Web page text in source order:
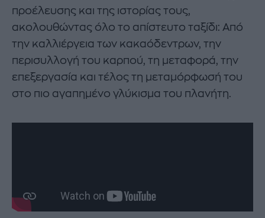
προέλευσης και της ιστορίας τους,
ακολουθώντας όλο το απίστευτο ταξίδι: Από
την καλλιέργεια των κακαόδεντρων, την
περισυλλογή του καρπού, τη μεταφορά, την
επεξεργασία και τέλος τη μεταμόρφωσή του
στο πιο αγαπημένο γλύκισμα του πλανήτη.